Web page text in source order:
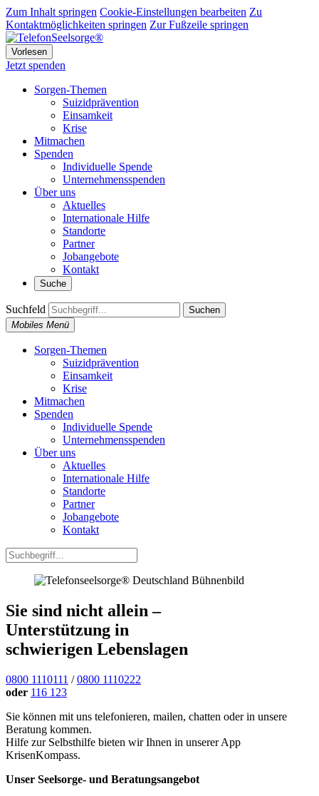
Zum Inhalt springen Cookie-Einstellungen bearbeiten Zu
Kontaktmöglichkeiten springen Zur Fußzeile springen
Vorlesen
Jetzt spenden
Sorgen-Themen
Suizidprävention
Einsamkeit
Krise
Mitmachen
Spenden
Individuelle Spende
Unternehmensspenden
Über uns
Aktuelles
Internationale Hilfe
Standorte
Partner
Jobangebote
Kontakt
Suche
Suchfeld
Suchen
Mobiles Menü
Sorgen-Themen
Suizidprävention
Einsamkeit
Krise
Mitmachen
Spenden
Individuelle Spende
Unternehmensspenden
Über uns
Aktuelles
Internationale Hilfe
Standorte
Partner
Jobangebote
Kontakt
Sie sind nicht allein –
Unterstützung in
schwierigen Lebenslagen
0800 1110111 /0800 1110222
oder 116 123
Sie können mit uns telefonieren, mailen, chatten oder in unsere
Beratung kommen.
Hilfe zur Selbsthilfe bieten wir Ihnen in unserer App
KrisenKompass.
Unser Seelsorge- und Beratungsangebot